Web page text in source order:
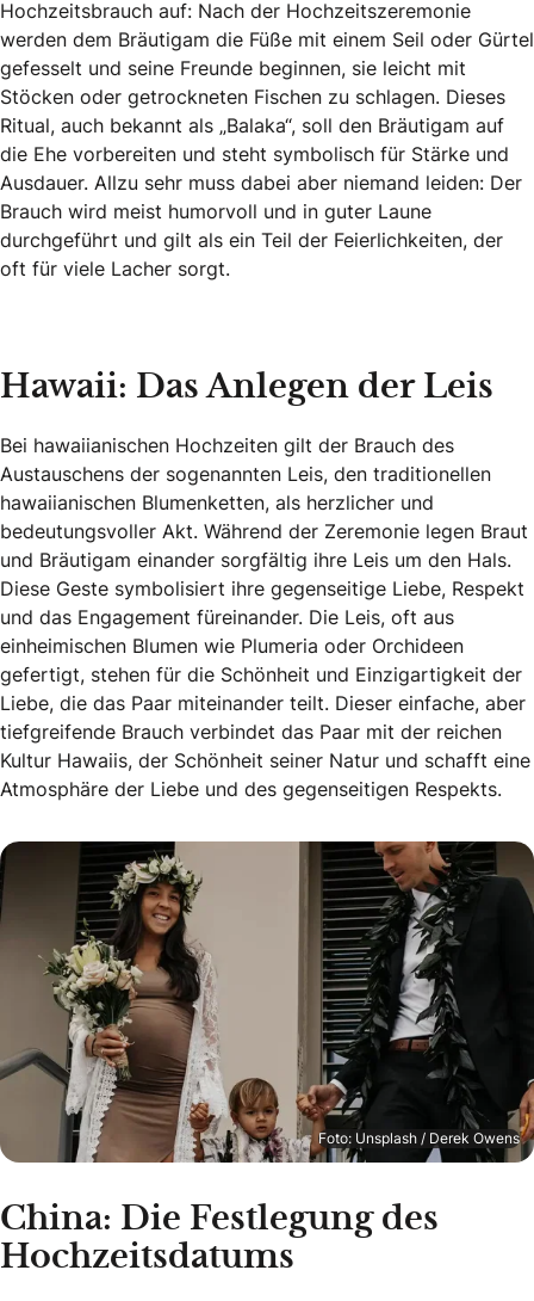
Hochzeitsbrauch auf: Nach der Hochzeitszeremonie
werden dem Bräutigam die Füße mit einem Seil oder Gürtel
gefesselt und seine Freunde beginnen, sie leicht mit
Stöcken oder getrockneten Fischen zu schlagen. Dieses
Ritual, auch bekannt als „Balaka“, soll den Bräutigam auf
die Ehe vorbereiten und steht symbolisch für Stärke und
Ausdauer. Allzu sehr muss dabei aber niemand leiden: Der
Brauch wird meist humorvoll und in guter Laune
durchgeführt und gilt als ein Teil der Feierlichkeiten, der
oft für viele Lacher sorgt.
Hawaii: Das Anlegen der Leis
Bei hawaiianischen Hochzeiten gilt der Brauch des
Austauschens der sogenannten Leis, den traditionellen
hawaiianischen Blumenketten, als herzlicher und
bedeutungsvoller Akt. Während der Zeremonie legen Braut
und Bräutigam einander sorgfältig ihre Leis um den Hals.
Diese Geste symbolisiert ihre gegenseitige Liebe, Respekt
und das Engagement füreinander. Die Leis, oft aus
einheimischen Blumen wie Plumeria oder Orchideen
gefertigt, stehen für die Schönheit und Einzigartigkeit der
Liebe, die das Paar miteinander teilt. Dieser einfache, aber
tiefgreifende Brauch verbindet das Paar mit der reichen
Kultur Hawaiis, der Schönheit seiner Natur und schafft eine
Atmosphäre der Liebe und des gegenseitigen Respekts.
Foto: Unsplash / Derek Owens
China: Die Festlegung des
Hochzeitsdatums